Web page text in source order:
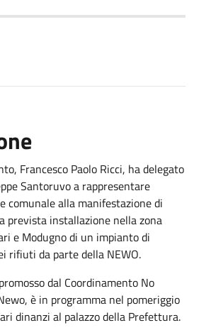
Francesco Paolo Ricci, ha delegato
Santoruvo a rappresentare
comunale alla manifestazione di
prevista installazione nella zona
e Modugno di un impianto di
rifiuti da parte della NEWO.
dal Coordinamento No
è in programma nel pomeriggio
dinanzi al palazzo della Prefettura.